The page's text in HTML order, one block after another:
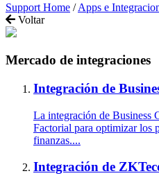
Support Home / Apps e
Voltar
Mercado de integraciones
Integración de
La integración de Business
Factorial para optimizar los
finanzas....
Integración de